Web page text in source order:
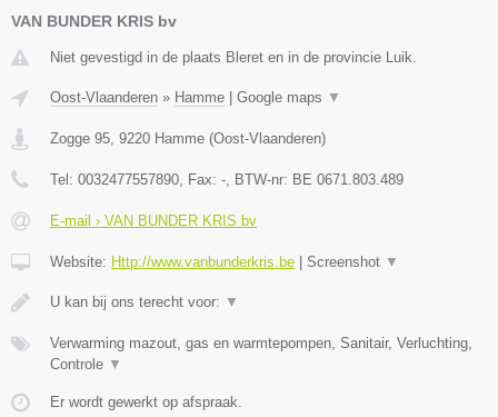
VAN BUNDER KRIS bv
Niet gevestigd in de plaats Bleret en in de provincie Luik.
Oost-Vlaanderen » Hamme Google maps ▼
Zogge 95, 9220 Hamme (Oost-Vlaanderen)
Tel: 0032477557890, Fax: -, BTW-nr: BE 0671.803.489
E-mail › VAN BUNDER KRIS bv
Website: Http://www.vanbunderkris.be Screenshot ▼
U kan bij ons terecht voor: ▼
Verwarming mazout, gas en warmtepompen, Sanitair, Verluchting,
Controle ▼
Er wordt gewerkt op afspraak.